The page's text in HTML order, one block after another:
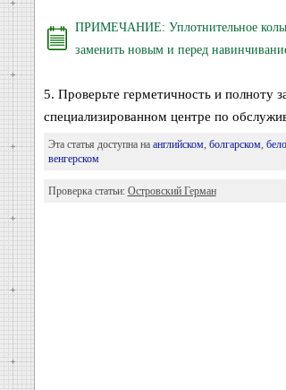
ПРИМЕЧАНИЕ: Уплотнительное
заменить новым и перед
5. Проверьте герметичность и полноту
специализированном центре по
Эта статья доступна на английском, болгарском,
венгерском
Проверка статьи: Островский Герман